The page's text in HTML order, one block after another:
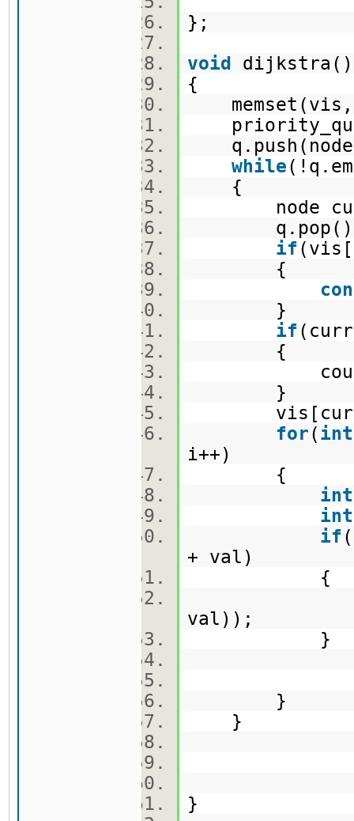
};
void
{
memset(vis,
while
{
node
if
{
}
if
{
}
for(int
i++)
{
int
int
if
+ val)
{
val));
}
}
}
}